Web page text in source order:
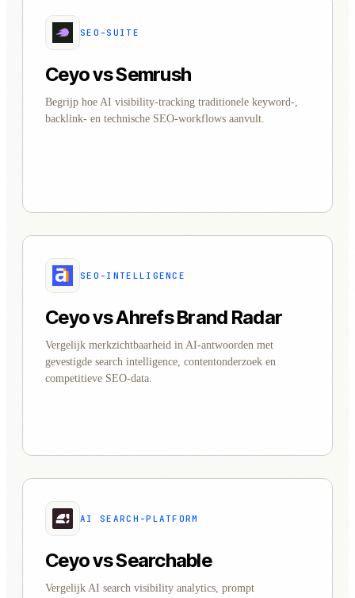
SEO-SUITE
Ceyo vs Semrush
Begrijp hoe AI visibility-tracking traditionele keyword-,
backlink- en technische SEO-workflows aanvult.
SEO-INTELLIGENCE
Ceyo vs Ahrefs Brand Radar
Vergelijk merkzichtbaarheid in AI-antwoorden met
gevestigde search intelligence, contentonderzoek en
competitieve SEO-data.
AI SEARCH-PLATFORM
Ceyo vs Searchable
Vergelijk AI search visibility analytics, prompt